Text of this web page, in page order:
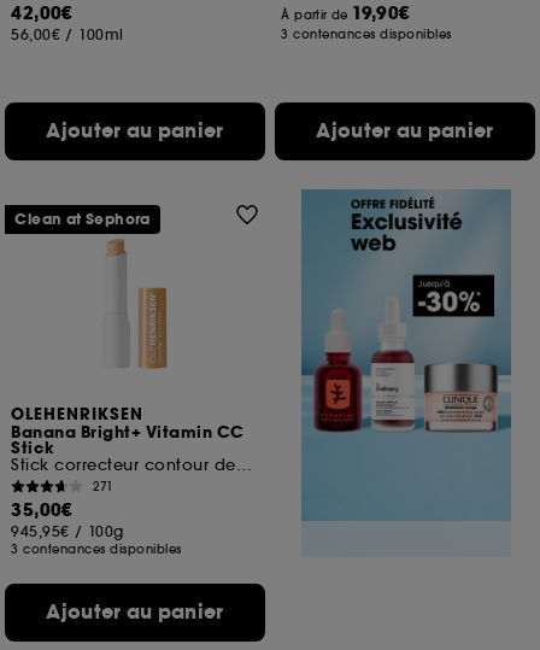
42,00€
56,00€ / 100ml
Ajouter au panier
À partir de 19,90€
3 contenances disponibles
Ajouter au panier
OLEHENRIKSEN
Banana Bright+ Vitamin CC
Stick
Stick correcteur contour des yeux Vitamine C
271
35,00€
945,95€ / 100g
3 contenances disponibles
Ajouter au panier
Clean at Sephora